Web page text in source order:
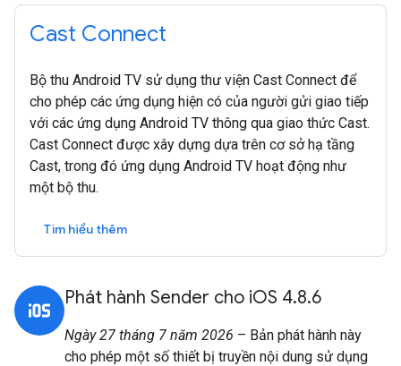
Cast Connect
Bộ thu Android TV sử dụng thư viện Cast Connect để
cho phép các ứng dụng hiện có của người gửi giao tiếp
với các ứng dụng Android TV thông qua giao thức Cast.
Cast Connect được xây dựng dựa trên cơ sở hạ tầng
Cast, trong đó ứng dụng Android TV hoạt động như
một bộ thu.
Tìm hiểu thêm
Phát hành Sender cho iOS 4.8.6
Ngày 27 tháng 7 năm 2026 – Bản phát hành này
cho phép một số thiết bị truyền nội dung sử dụng